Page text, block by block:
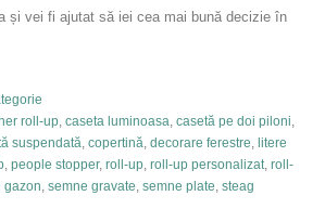
și vei fi ajutat să iei cea mai bună decizie în
roll-up, caseta luminoasa casetă pe doi piloni
suspendată copertină decorare ferestre litere
people stopper, roll-up roll-up personalizat roll-
gazon semne gravate semne plate steag